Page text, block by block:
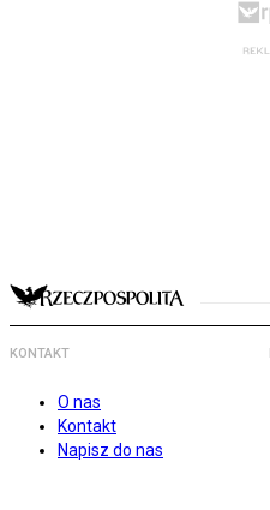
KONTAKT
O nas
Kontakt
Napisz do nas